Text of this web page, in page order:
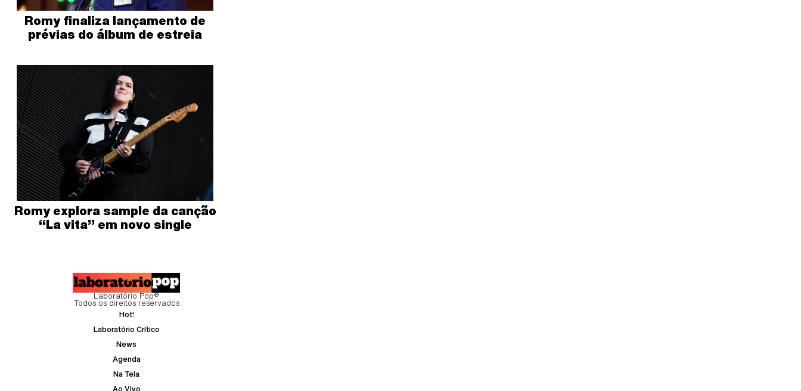
Romy finaliza lançamento de
prévias do álbum de estreia
Romy explora sample da canção
“La vita” em novo single
Laboratório Pop®
Todos os direitos reservados
Hot!
Laboratório Crítico
News
Agenda
Na Tela
Ao Vivo